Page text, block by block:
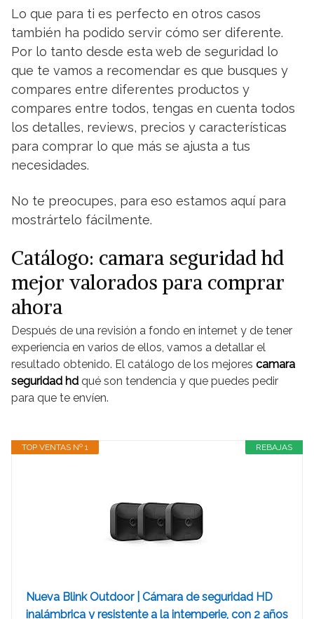
Lo que para ti es perfecto en otros casos
también ha podido servir cómo ser diferente.
Por lo tanto desde esta web de seguridad lo
que te vamos a recomendar es que busques y
compares entre diferentes productos y
compares entre todos, tengas en cuenta todos
los detalles, reviews, precios y características
para comprar lo que más se ajusta a tus
necesidades.
No te preocupes, para eso estamos aquí para
mostrártelo fácilmente.
Catálogo: camara seguridad hd
mejor valorados para comprar
ahora
Después de una revisión a fondo en internet y de tener
experiencia en varios de ellos, vamos a detallar el
resultado obtenido. El catálogo de los mejores camara
seguridad hd qué son tendencia y que puedes pedir
para que te envíen.
REBAJAS
TOP VENTAS Nº 1
Nueva Blink Outdoor | Cámara de seguridad HD
inalámbrica y resistente a la intemperie, con 2 años